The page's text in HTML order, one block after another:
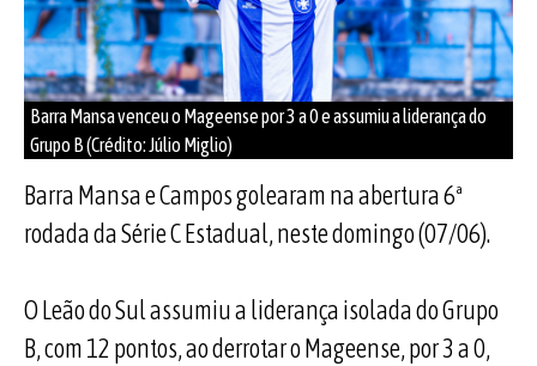
Barra Mansa venceu o Mageense por 3 a 0 e assumiu a liderança do
Grupo B (Crédito: Júlio Miglio)
Barra Mansa e Campos golearam na abertura 6ª
rodada da Série C Estadual, neste domingo (07/06).
O Leão do Sul assumiu a liderança isolada do Grupo
B, com 12 pontos, ao derrotar o Mageense, por 3 a 0,